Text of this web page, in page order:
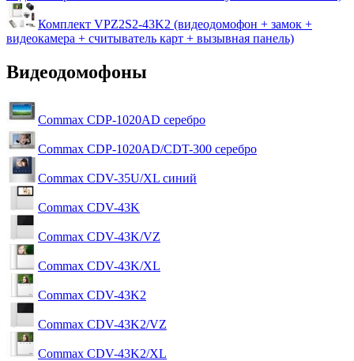
Комплект VPZ2S2-43K2 (видеодомофон + замок +
видеокамера + считыватель карт + вызывная панель)
Видеодомофоны
Commax CDP-1020AD серебро
Commax CDP-1020AD/CDT-300 серебро
Commax CDV-35U/XL синий
Commax CDV-43K
Commax CDV-43K/VZ
Commax CDV-43K/XL
Commax CDV-43K2
Commax CDV-43K2/VZ
Commax CDV-43K2/XL